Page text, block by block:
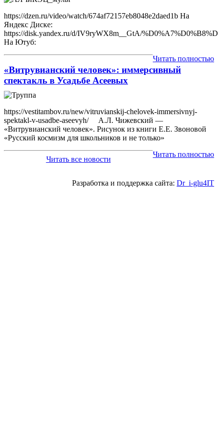
https://dzen.ru/video/watch/674af72157eb8048e2daed1b На
Яндекс Диске:
https://disk.yandex.ru/d/IV9ryWX8m__GtA/
На Ютуб:
Читать полностью
«Витрувианский человек»: иммерсивный
спектакль в Усадьбе Асеевых
https://vestitambov.ru/new/vitruvianskij-chelovek-immersivnyj-
spektakl-v-usadbe-aseevyh/ А.Л. Чижевский —
«Витрувианский человек». Рисунок из книги Е.Е. Звоновой
«Русский космизм для школьников и не только»
Читать полностью
Читать все новости
Разработка и поддержка сайта: Dr_i-glu4IT